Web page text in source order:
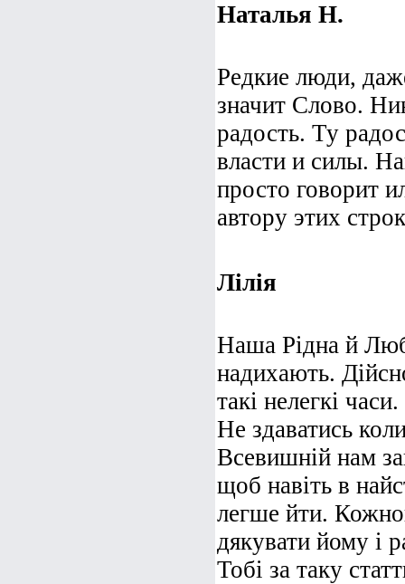
Наталья Н.
Редкие люди,
значит Слово.
радость. Ту
власти и силы.
просто говорит
автору этих
Лілія
Наша Рідна й
надихають.
такі нелегкі часи.
Не здаватись
Всевишній нам
щоб навіть в
легше йти.
дякувати йому і
Тобі за таку